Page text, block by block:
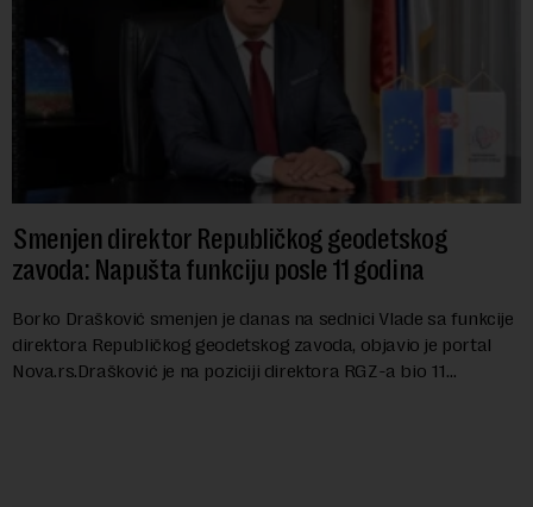
Smenjen direktor Republičkog geodetskog
zavoda: Napušta funkciju posle 11 godina
Borko Drašković smenjen je danas na sednici Vlade sa funkcije
direktora Republičkog geodetskog zavoda, objavio je portal
Nova.rs.Drašković je na poziciji direktora RGZ-a bio 11